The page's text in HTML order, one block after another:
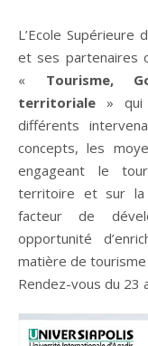
L’Ecole
et ses partenaires
« Tourisme,
territoriale » qui
différents
concepts, les
engageant le
territoire et sur la
facteur de
opportunité
matière de
Rendez-vous du 23